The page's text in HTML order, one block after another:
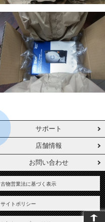
サポート
店舗情報
お問い合わせ
古物営業法に基づく表示
サイトポリシー